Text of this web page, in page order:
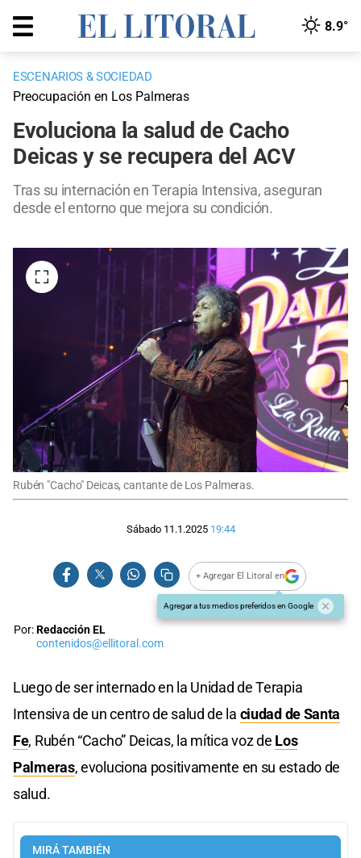
8.9°
ESCENARIOS & SOCIEDAD
Preocupación en Los Palmeras
Evoluciona la salud de Cacho
Deicas y se recupera del ACV
Tras su internación en Terapia Intensiva, aseguran
desde el entorno que mejora su condición.
Rubén "Cacho" Deicas, cantante de Los Palmeras.
Sábado 11.1.2025 19:44
+ Agregar El Litoral en
Agregar a tus medios preferidos en Google
Por:Redacción EL
contenidos@ellitoral.com
Luego de ser internado en la Unidad de Terapia
Intensiva de un centro de salud de la ciudad de Santa
Fe, Rubén “Cacho” Deicas, la mítica voz de Los
Palmeras, evoluciona positivamente en su estado de
salud.
MIRÁ TAMBIÉN